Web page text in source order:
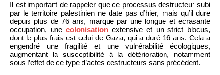
Il est important de rappeler que ce processus destructeur subi
par le territoire palestinien ne date pas d’hier, mais qu’il dure
depuis plus de 76 ans, marqué par une longue et écrasante
occupation, unecolonisation extensive et un strict blocus,
dont le plus frais est celui de Gaza, qui a duré 16 ans. Cela a
engendré une fragilité et une vulnérabilité écologiques,
augmentant la susceptibilité à la détérioration, notamment
sous l’effet de ce type d’actes destructeurs sans précédent.